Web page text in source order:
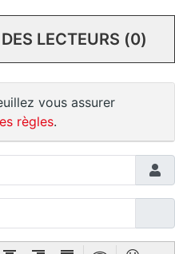
LECTEURS (0)
vous assurer
règles.